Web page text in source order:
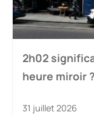
2h02
heure miroir ?
31 juillet 2026